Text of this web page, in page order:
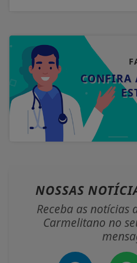
CONFIRA
NOSSAS
Receba as notícias
Carmelitano no